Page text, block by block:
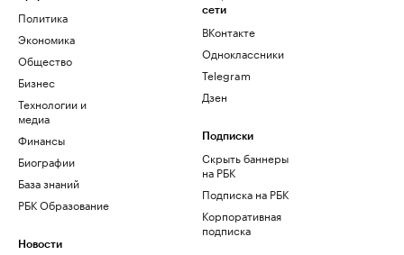
Политика
Экономика
Общество
Бизнес
Технологии и
медиа
Финансы
Биографии
База знаний
РБК Образование
Новости
сети
ВКонтакте
Одноклассники
Telegram
Дзен
Подписки
Скрыть баннеры
на РБК
Подписка на РБК
Корпоративная
подписка